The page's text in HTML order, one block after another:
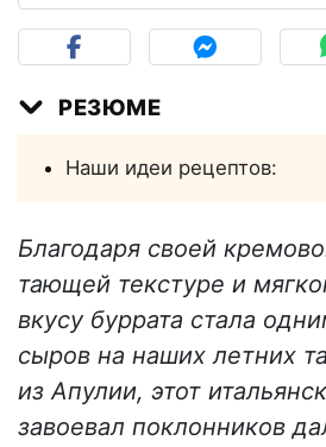
РЕЗЮМЕ
Наши идеи рецептов:
Благодаря своей
тающей текстуре и
вкусу буррата стала
сыров на наших летних
из Апулии, этот
завоевал поклонников